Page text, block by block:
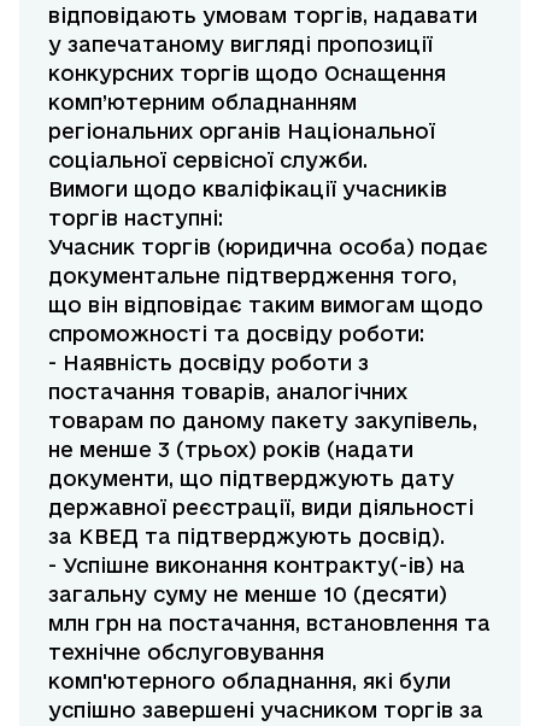
відповідають умовам торгів, надавати
у запечатаному вигляді пропозиції
конкурсних торгів щодо Оснащення
комп’ютерним обладнанням
регіональних органів Національної
соціальної сервісної служби.
Вимоги щодо кваліфікації учасників
торгів наступні:
Учасник торгів (юридична особа) подає
документальне підтвердження того,
що він відповідає таким вимогам щодо
спроможності та досвіду роботи:
- Наявність досвіду роботи з
постачання товарів, аналогічних
товарам по даному пакету закупівель,
не менше 3 (трьох) років (надати
документи, що підтверджують дату
державної реєстрації, види діяльності
за КВЕД та підтверджують досвід).
- Успішне виконання контракту(-ів) на
загальну суму не менше 10 (десяти)
млн грн на постачання, встановлення та
технічне обслуговування
комп'ютерного обладнання, які були
успішно завершені учасником торгів за